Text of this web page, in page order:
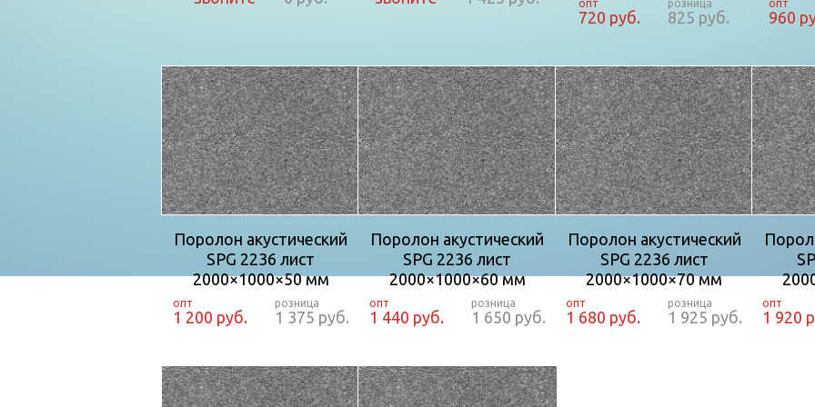
720 руб.
825 руб. 960
Поролон акустический
SPG 2236 лист
2000×1000×50 мм
1 200 руб. 1 375 руб.
Поролон акустический
SPG 2236 лист
2000×1000×60 мм
1 440 руб. 1 650 руб.
Поролон акустический
SPG 2236 лист
2000×1000×70 мм
1 680 руб. 1 925 руб. 1 920